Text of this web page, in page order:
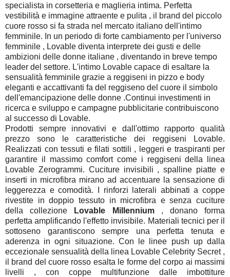
specialista in corsetteria e maglieria intima. Perfetta
vestibilità e immagine attraente e pulita , il brand del piccolo
cuore rosso si fa strada nel mercato italiano dell'intimo
femminile. In un periodo di forte cambiamento per l'universo
femminile , Lovable diventa interprete dei gusti e delle
ambizioni delle donne italiane , diventando in breve tempo
leader del settore. L'intimo Lovable capace di esaltare la
sensualità femminile grazie a reggiseni in pizzo e body
eleganti e accattivanti fa del reggiseno del cuore il simbolo
dell'emancipazione delle donne .Continui investimenti in
ricerca e sviluppo e campagne pubblicitarie contribuiscono
al successo di Lovable.
Prodotti sempre innovativi e dall'ottimo rapporto qualità
prezzo sono le caratteristiche dei reggiseni Lovable.
Realizzati con tessuti e filati sottili , leggeri e traspiranti per
garantire il massimo comfort come i reggiseni della linea
Lovable Zerogrammi. Cuciture invisibili , spalline piatte e
inserti in microfibra mirano ad accentuare la sensazione di
leggerezza e comodità. I rinforzi laterali abbinati a coppe
rivestite in doppio tessuto in microfibra e senza cuciture
della collezione
Lovable Millennium, donano forma
perfetta amplificando l'effetto invisibile. Materiali tecnici per il
sottoseno garantiscono sempre una perfetta tenuta e
aderenza in ogni situazione. Con le linee push up dalla
eccezionale sensualità della linea Lovable Celebrity Secret ,
il brand del cuore rosso esalta le forme del corpo ai massimi
livelli , con coppe multifunzione dalle imbottiture